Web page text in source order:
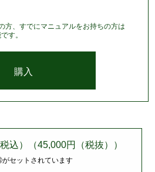
方、すでにマニュアルをお持ちの方は
す。
購入
込）（45,000円（税抜））
セットされています